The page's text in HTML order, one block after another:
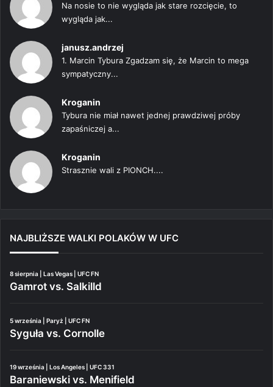
Na nosie to nie wygląda jak stare rozcięcie, to
wygląda jak...
janusz.andrzej
1. Marcin Tybura Zgadzam się, że Marcin to mega
sympatyczny...
Kroganin
Tybura nie miał nawet jednej prawdziwej próby
zapaśniczej a...
Kroganin
Strasznie wali z PIONCH....
NAJBLIŻSZE WALKI POLAKÓW W UFC
8 sierpnia | Las Vegas | UFC FN
Gamrot vs. Salkilld
5 września | Paryż | UFC FN
Syguła vs. Cornolle
19 września | Los Angeles | UFC 331
Baraniewski vs. Menifield